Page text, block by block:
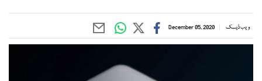
ویب ڈیسک December 05, 2020